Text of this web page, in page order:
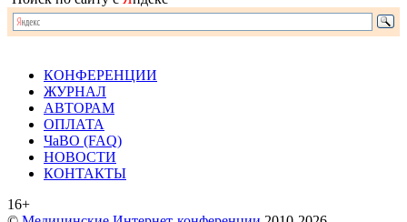
КОНФЕРЕНЦИИ
ЖУРНАЛ
АВТОРАМ
ОПЛАТА
ЧаВО (FAQ)
НОВОСТИ
КОНТАКТЫ
16+